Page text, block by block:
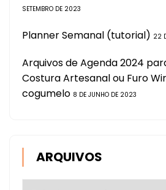
SETEMBRO DE 2023
Planner Semanal (tutorial) 22
Arquivos de Agenda 2024
Costura Artesanal ou Furo
cogumelo 8 DE JUNHO DE 2023
ARQUIVOS
Arquivos